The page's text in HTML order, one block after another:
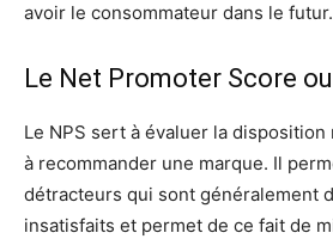
avoir le consommateur dans le futur.
Le Net Promoter Score
Le NPS sert à évaluer la
à recommander une marque. Il
détracteurs qui sont généralement
insatisfaits et permet de ce fait de